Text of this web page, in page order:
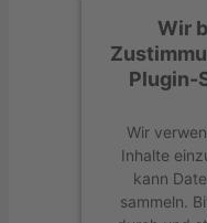
Wir
Plugin-
Wir
Inhalte
kann
sammeln.